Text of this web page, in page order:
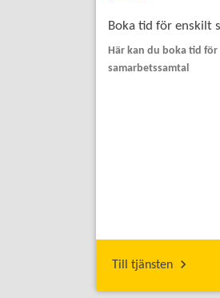
Boka tid för enskilt
Här kan du boka tid
samarbetssamtal
Till tjänsten